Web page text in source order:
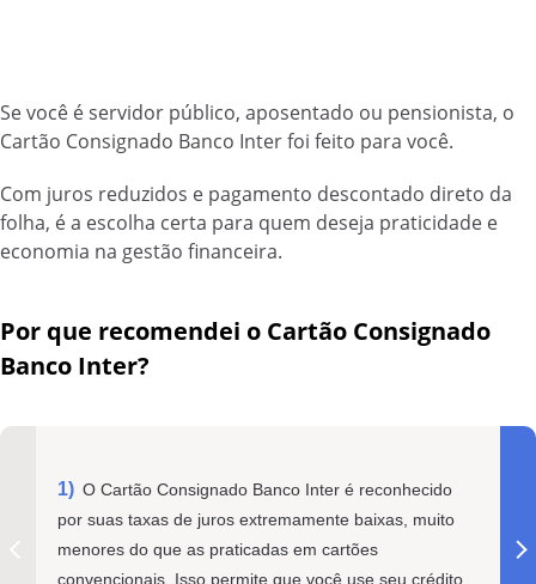
Se você é servidor público, aposentado ou pensionista, o
Cartão Consignado Banco Inter foi feito para você.
Com juros reduzidos e pagamento descontado direto da
folha, é a escolha certa para quem deseja praticidade e
economia na gestão financeira.
Por que recomendei o Cartão Consignado
Banco Inter?
O Cartão Consignado Banco Inter é reconhecido
por suas taxas de juros extremamente baixas, muito
menores do que as praticadas em cartões
convencionais. Isso permite que você use seu crédito